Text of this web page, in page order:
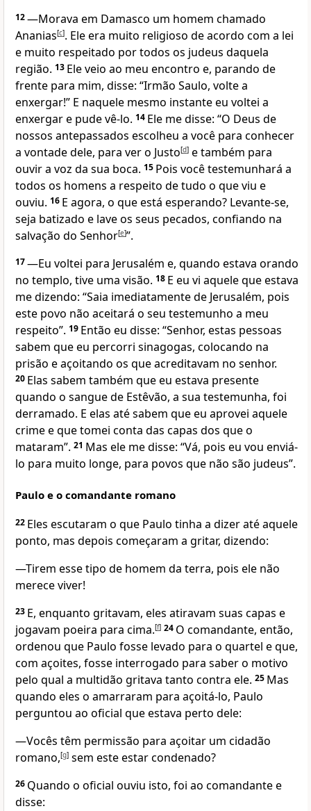
12—Morava em Damasco um homem chamado
Ananias[c]. Ele era muito religioso de acordo com a lei
e muito respeitado por todos os judeus daquela
região. 13 Ele veio ao meu encontro e, parando de
frente para mim, disse: “Irmão Saulo, volte a
enxergar!” E naquele mesmo instante eu voltei a
enxergar e pude vê-lo. 14 Ele me disse: “O Deus de
nossos antepassados escolheu a você para conhecer
a vontade dele, para ver o Justo[d] e também para
ouvir a voz da sua boca. 15 Pois você testemunhará a
todos os homens a respeito de tudo o que viu e
ouviu. 16 E agora, o que está esperando? Levante-se,
seja batizado e lave os seus pecados, confiando na
salvação do Senhor[e]”.
17—Eu voltei para Jerusalém e, quando estava orando
no templo, tive uma visão. 18 E eu vi aquele que estava
me dizendo: “Saia imediatamente de Jerusalém, pois
este povo não aceitará o seu testemunho a meu
respeito”. 19 Então eu disse: “Senhor, estas pessoas
sabem que eu percorri sinagogas, colocando na
prisão e açoitando os que acreditavam no senhor.
20 Elas sabem também que eu estava presente
quando o sangue de Estêvão, a sua testemunha, foi
derramado. E elas até sabem que eu aprovei aquele
crime e que tomei conta das capas dos que o
mataram”. 21 Mas ele me disse: “Vá, pois eu vou enviá-
lo para muito longe, para povos que não são judeus”.
Paulo e o comandante romano
22 Eles escutaram o que Paulo tinha a dizer até aquele
ponto, mas depois começaram a gritar, dizendo:
—Tirem esse tipo de homem da terra, pois ele não
merece viver!
23 E, enquanto gritavam, eles atiravam suas capas e
jogavam poeira para cima.[f] 24 O comandante, então,
ordenou que Paulo fosse levado para o quartel e que,
com açoites, fosse interrogado para saber o motivo
pelo qual a multidão gritava tanto contra ele. 25 Mas
quando eles o amarraram para açoitá-lo, Paulo
perguntou ao oficial que estava perto dele:
—Vocês têm permissão para açoitar um cidadão
romano,[g] sem este estar condenado?
26 Quando o oficial ouviu isto, foi ao comandante e
disse: